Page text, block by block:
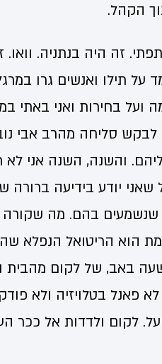
הקהל.
עזה עמד על תילו ואנשים
ועל בחירות ואני
לבקש סליחה מהרב אבי
והשנה, השנה אני לא
שאני יודע בידיעה
שנשמעים בהם. מה שקורה
הוא הריטואל הנפלא
באב, של לקום מהבית
פאנל בטלויזיה ולא
לקום ולדדות אל ככר